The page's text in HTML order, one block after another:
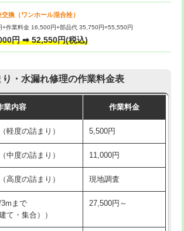
え)
イニング鋼管・銅
管使用/3ｍまで)
44,000円
使用/3ｍ超え)
掘削・埋め戻し作
11,000円~
管工事/3ｍまで） 55,000円
排水管工事/3ｍ超
+11,000円
削・埋め戻し作業）
㎝未満）
)
・排水トラップ
22,000円+材料費
水栓）
換（ワンホール混合栓）
+作業料金 16,500円+部品代 35,750円=55,550円
円 ➡ 52,550円(税込)
・水漏れ修理の作業料金表
業内容 作業料金
軽度の詰まり） 5,500円
中度の詰まり） 11,000円
高度の詰まり） 現地調査
まで
て・集合））
27,500円～